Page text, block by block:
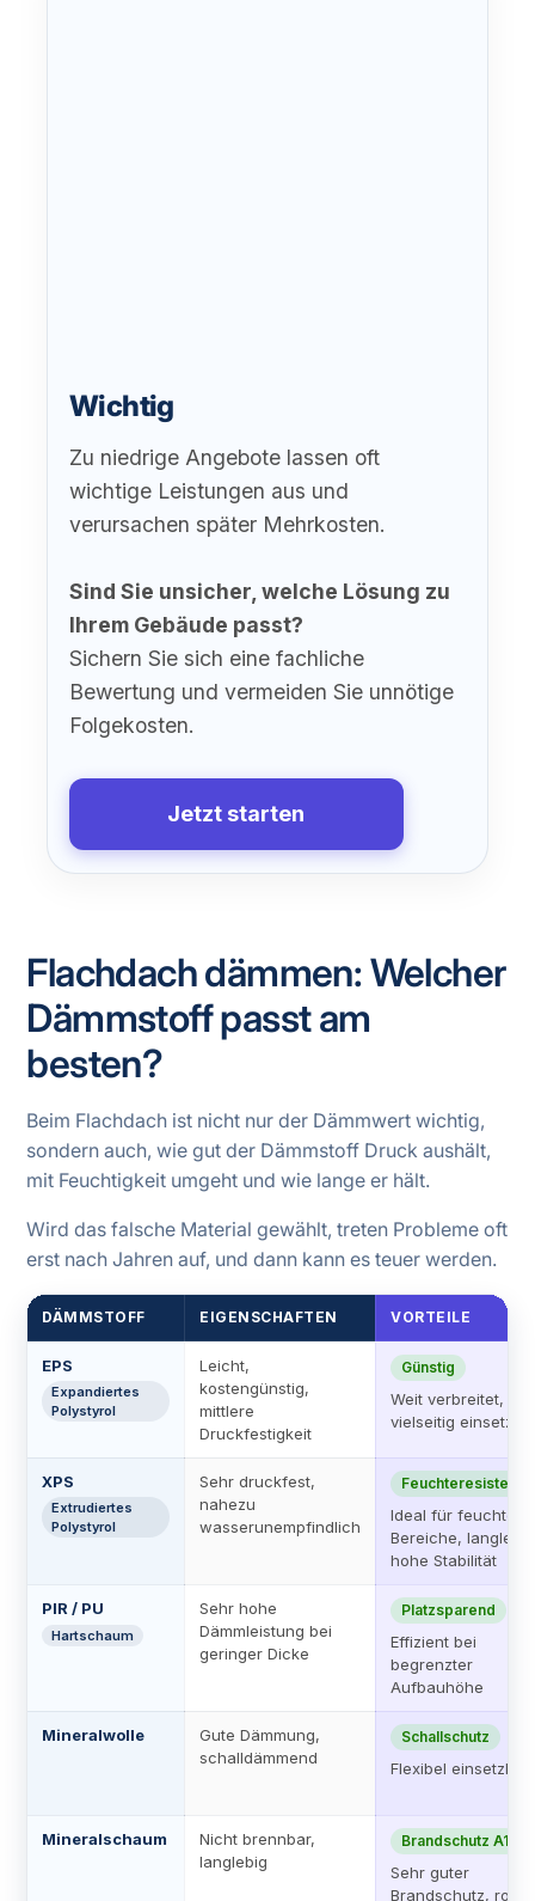
Wichtig
Zu niedrige Angebote lassen oft
wichtige Leistungen aus und
verursachen später Mehrkosten.
Sind Sie unsicher, welche Lösung zu
Ihrem Gebäude passt?
Sichern Sie sich eine fachliche
Bewertung und vermeiden Sie unnötige
Folgekosten.
Jetzt starten
Flachdach dämmen: Welcher
Dämmstoff passt am
besten?
Beim Flachdach ist nicht nur der Dämmwert wichtig,
sondern auch, wie gut der Dämmstoff Druck aushält,
mit Feuchtigkeit umgeht und wie lange er hält.
Wird das falsche Material gewählt, treten Probleme oft
erst nach Jahren auf, und dann kann es teuer werden.
DÄMMSTOFF EIGENSCHAFTEN VORTEILE
EPS
Expandiertes
Polystyrol
Leicht,
kostengünstig,
mittlere
Druckfestigkeit
Günstig
Weit verbreitet,
vielseitig
XPS
Extrudiertes
Polystyrol
Sehr druckfest,
nahezu
wasserunempfindlich
Feuchteresistent
Ideal für feuchte
Bereiche,
hohe Stabilität
PIR / PU
Hartschaum
Sehr hohe
Dämmleistung bei
geringer Dicke
Platzsparend
Effizient bei
begrenzter
Aufbauhöhe
Mineralwolle
Gute Dämmung,
schalldämmend
Schallschutz
Flexibel einsetzbar
Mineralschaum
Nicht brennbar,
langlebig
Brandschutz A1
Sehr guter
Brandschutz,